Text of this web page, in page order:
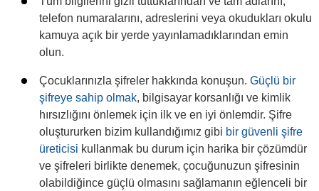
telefon numaralarını, adreslerini veya okudukları okulu
kamuya açık bir yerde yayınlamadıklarından emin
olun.
Çocuklarınızla şifreler hakkında konuşun. Güçlü bir
şifreye sahip olmak, bilgisayar korsanlığı ve kimlik
hırsızlığını önlemek için ilk ve en iyi önlemdir. Şifre
oluştururken bizim kullandığımız gibi bir güvenli şifre
üreticisi kullanmak bu durum için harika bir çözümdür
ve şifreleri birlikte denemek, çocuğunuzun şifresinin
olabildiğince güçlü olmasını sağlamanın eğlenceli bir